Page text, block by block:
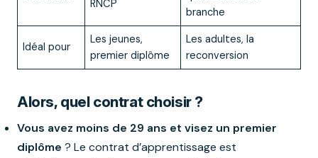
RNCP
branche
Idéal pour
Les jeunes,
premier diplôme
Les adultes, la
reconversion
Alors, quel contrat choisir ?
Vous avez moins de 29 ans et visez un premier
diplôme ? Le contrat d’apprentissage est